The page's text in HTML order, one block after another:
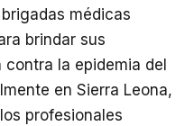
médicas
brindar sus
la epidemia del
en Sierra Leona,
profesionales